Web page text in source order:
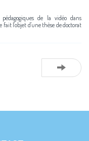
de la vidéo dans
l'objet d'une thèse de doctorat